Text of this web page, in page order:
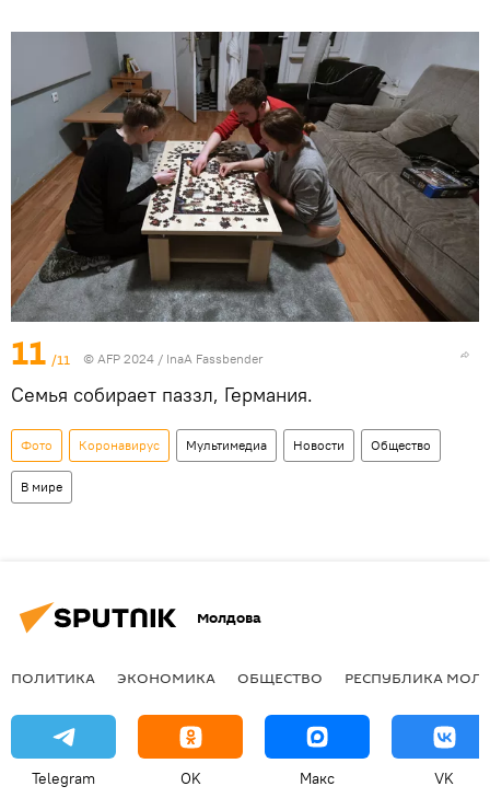
11 /11 © AFP 2024 / InaA Fassbender
Семья собирает паззл, Германия.
Фото Коронавирус Мультимедиа Новости Общество
В мире
Молдова
ПОЛИТИКА ЭКОНОМИКА ОБЩЕСТВО РЕСПУБЛИКА
Telegram OK Макс VK